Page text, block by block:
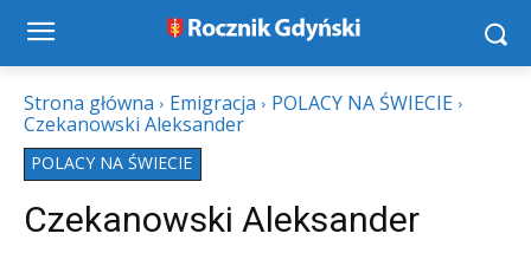
Strona główna Emigracja
POLACY NA ŚWIECIE
Czekanowski Aleksander
POLACY NA ŚWIECIE
Czekanowski Aleksander